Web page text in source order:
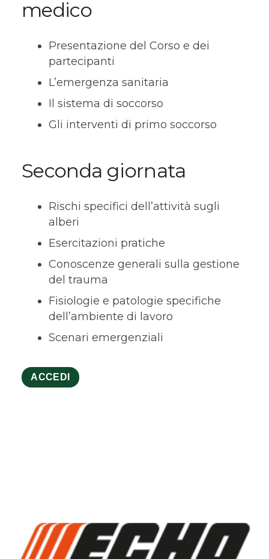
medico
Presentazione del Corso e dei
partecipanti
L’emergenza sanitaria
Il sistema di soccorso
Gli interventi di primo soccorso
Seconda giornata
Rischi specifici dell’attività sugli
alberi
Esercitazioni pratiche
Conoscenze generali sulla gestione
del trauma
Fisiologie e patologie specifiche
dell’ambiente di lavoro
Scenari emergenziali
ACCEDI